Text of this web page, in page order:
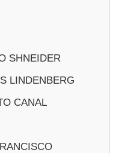
SHNEIDER
LINDENBERG
CANAL